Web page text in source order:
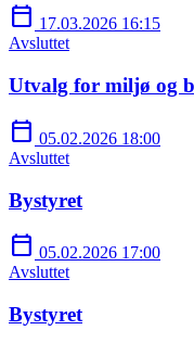
calendar_today 17.03.2026 16:15
Avsluttet
Utvalg for miljø og
calendar_today 05.02.2026 18:00
Avsluttet
Bystyret
calendar_today 05.02.2026 17:00
Avsluttet
Bystyret